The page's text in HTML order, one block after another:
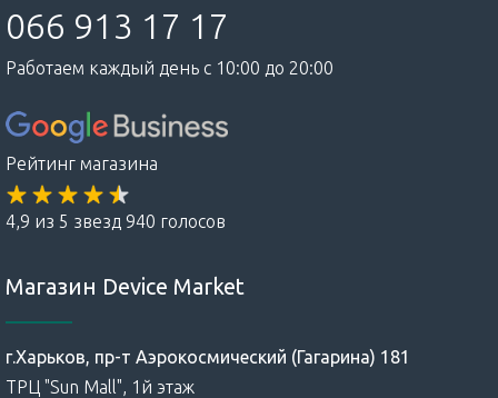
066 913 17 17
Работаем каждый день с 10:00 до 20:00
Рейтинг магазина
4,9 из 5 звезд 940 голосов
Магазин Device Market
г.Харьков, пр-т Аэрокосмический (Гагарина) 181
ТРЦ "Sun Mall", 1й этаж